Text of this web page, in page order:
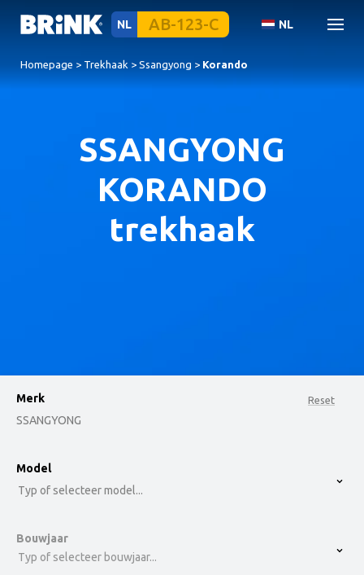
NL NL
Homepage > Trekhaak > Ssangyong > Korando
SSANGYONG
KORANDO
trekhaak
Reset
Merk
SSANGYONG
option , selected.
Model
Typ of selecteer model...
Bouwjaar
Typ of selecteer bouwjaar...